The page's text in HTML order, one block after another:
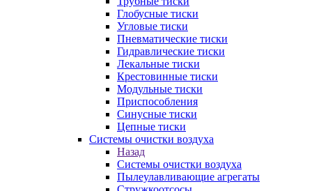
Глобусные тиски
Угловые тиски
Пневматические тиски
Гидравлические тиски
Лекальные тиски
Крестовинные тиски
Модульные тиски
Приспособления
Синусные тиски
Цепные тиски
Системы очистки воздуха
Назад
Системы очистки воздуха
Пылеулавливающие агрегаты